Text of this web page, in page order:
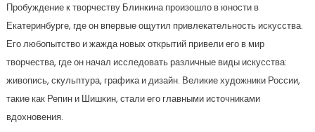
Пробуждение к творчеству Блинкина произошло в юности в
Екатеринбурге, где он впервые ощутил привлекательность искусства.
Его любопытство и жажда новых открытий привели его в мир
творчества, где он начал исследовать различные виды искусства:
живопись, скульптура, графика и дизайн. Великие художники России,
такие как Репин и Шишкин, стали его главными источниками
вдохновения.